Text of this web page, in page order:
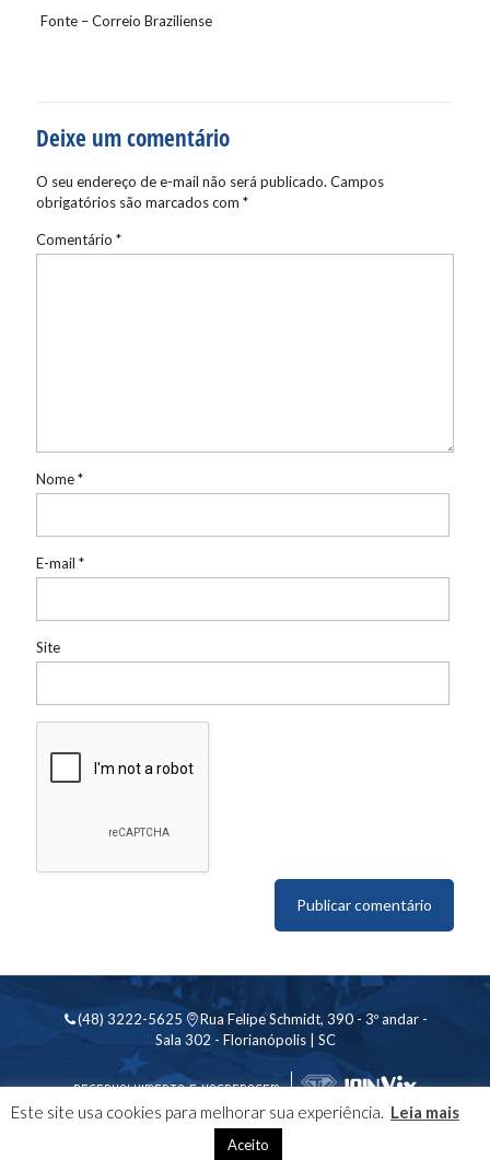
Fonte – Correio Braziliense
Deixe um comentário
O seu endereço de e-mail não será publicado. Campos
obrigatórios são marcados com *
Comentário *
Nome*
E-mail *
Site
(48) 3222-5625
Rua Felipe Schmidt, 390 - 3º andar -
Sala 302 - Florianópolis | SC
Este site usa cookies para melhorar sua experiência. Leia mais
Aceito